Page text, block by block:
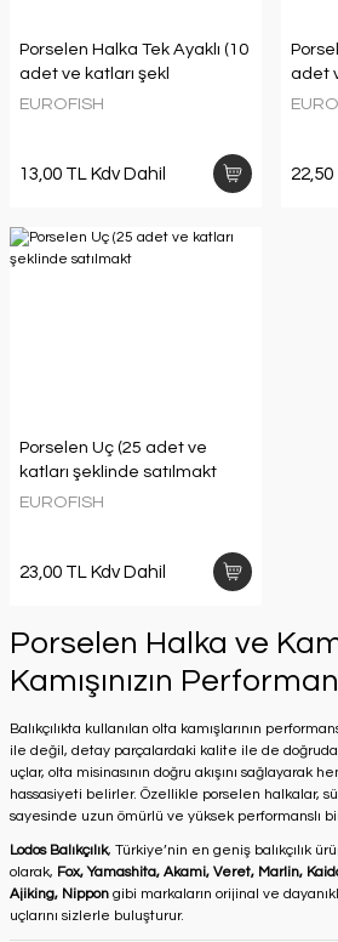
Porselen Halka Tek Ayaklı (10
adet ve katları şekl
EUROFISH
13,00 TL Kdv Dahil
adet
22,50
Porselen Uç (25 adet ve
katları şeklinde satılmakt
EUROFISH
23,00 TL Kdv Dahil
Porselen Halka ve
Kamışınızın
Balıkçılıkta kullanılan olta kamışlarının
ile değil, detay parçalardaki kalite ile de
uçlar, olta misinasının doğru akışını sağlayarak
hassasiyeti belirler. Özellikle porselen halkalar,
sayesinde uzun ömürlü ve yüksek performanslı
Lodos Balıkçılık, Türkiye’nin en geniş balıkçılık
olarak, Fox, Yamashita, Akami, Veret, Marlin,
Ajiking, Nippon gibi markaların orijinal ve
uçlarını sizlerle buluşturur.